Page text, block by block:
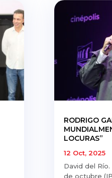
RODRIGO
LOCURAS”
12 Oct, 2025
David del Río.
de octubre